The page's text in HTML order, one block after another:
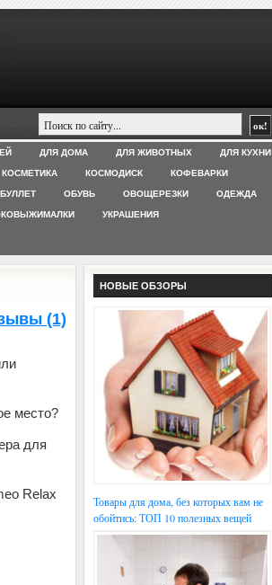
ДЛЯ ДОМА ДЛЯ ЖИВОТНЫХ ДЛЯ КУХНИ
КОСМЕТИКА КОСМОДИСК КОФЕВАРКИ
ОБУВЬ ОВОЩЕРЕЗКИ ОДЕЖДА
УКРАШЕНИЯ
(1)
место?
для
Relax
НОВЫЕ ОБЗОРЫ
Товары для дома, без которых вам не
обойтись: ТОП 10 полезных вещей